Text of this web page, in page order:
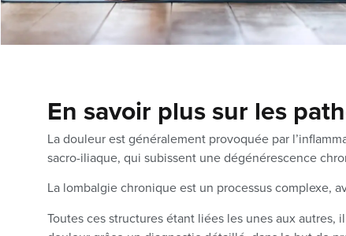
En savoir plus sur les
La douleur est généralement provoquée par
sacro-iliaque, qui subissent une dégénérescence
La lombalgie chronique est un processus complexe,
Toutes ces structures étant liées les unes aux autres,